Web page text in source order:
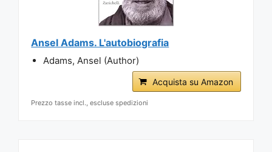
Ansel Adams. L'autobiografia
Adams, Ansel (Author)
Acquista su Amazon
Prezzo tasse incl., escluse spedizioni